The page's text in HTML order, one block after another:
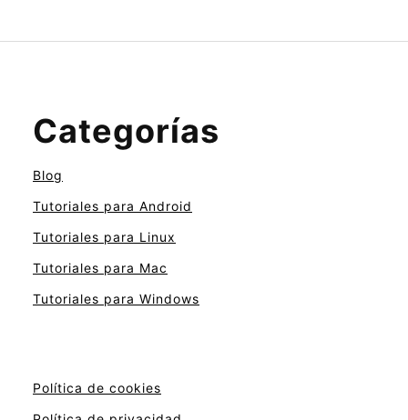
Categorías
Blog
Tutoriales para Android
Tutoriales para Linux
Tutoriales para Mac
Tutoriales para Windows
Política de cookies